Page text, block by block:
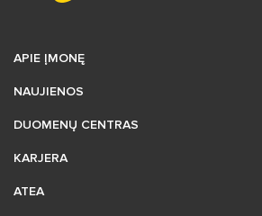
APIE ĮMONĘ
NAUJIENOS
DUOMENŲ CENTRAS
KARJERA
ATEA